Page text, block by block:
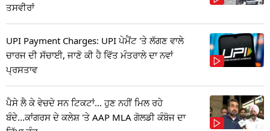
ਤਸਵੀਰਾਂ
UPI Payment Charges: UPI ਪੇਮੈਂਟ 'ਤੇ ਲੱਗਣ ਵਾਲੇ
ਚਾਰਜ ਦੀ ਸੱਚਾਈ, ਜਾਣੋ ਕੀ ਹੈ ਵਿੱਤ ਮੰਤਰਾਲੇ ਦਾ ਨਵਾਂ
ਪ੍ਰਸਤਾਵ
ਪੈਸੇ ਲੈ ਕੇ ਵੇਚਦੇ ਸਨ ਟਿਕਟਾਂ... ਹੁਣ ਨਹੀਂ ਮਿਲ ਰਹੇ
ਬੰਦੇ...ਕਾਂਗਰਸ ਦੇ ਕਲੇਸ਼ 'ਤੇ AAP MLA ਗੋਲਡੀ ਕੰਬੋਜ ਦਾ